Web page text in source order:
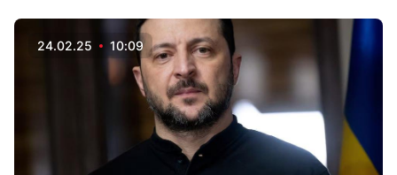
24.02.25 10:09